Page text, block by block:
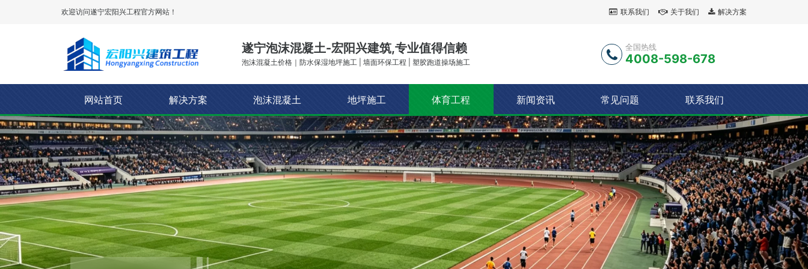
欢迎访问遂宁宏阳兴工程官方网站！ 解决方案
关于我们
联系我们
遂宁泡沫混凝土-宏阳兴建筑,专业值得信赖
泡沫混凝土价格｜防水保湿地坪施工 | 墙面环保工程 | 塑胶跑道操场施工
全国热线
4008-598-678
网站首页 解决方案 泡沫混凝土 地坪施工 体育工程 新闻资讯 常见问题 联系我们